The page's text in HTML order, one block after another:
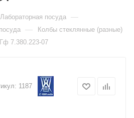
Лабораторная посуда —
— Колбы стеклянные (разные)
7.380.223-07
1187